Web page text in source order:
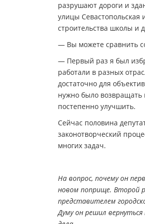
разрушают дороги и
улицы Севастопольская
строительства школы и
— Вы можете сравнить
— Первый раз я был
работали в разных
достаточно для
нужно было возвращать
постепенно улучшить.
Сейчас половина
законотворческий
многих задач.
На вопрос, почему он
новом поприще. Второй
представителем
Думу он решил